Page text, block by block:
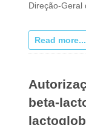
Direção-Geral
Read more...
beta-